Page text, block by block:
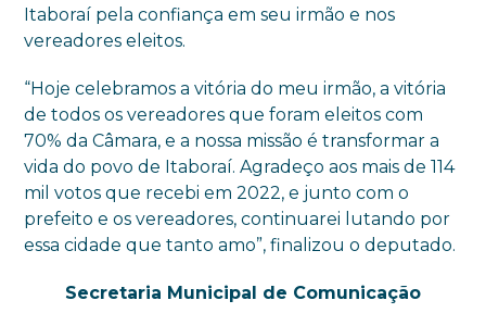
Itaboraí pela confiança em seu irmão e nos
vereadores eleitos.
“Hoje celebramos a vitória do meu irmão, a vitória
de todos os vereadores que foram eleitos com
70% da Câmara, e a nossa missão é transformar a
vida do povo de Itaboraí. Agradeço aos mais de 114
mil votos que recebi em 2022, e junto com o
prefeito e os vereadores, continuarei lutando por
essa cidade que tanto amo”, finalizou o deputado.
Secretaria Municipal de Comunicação